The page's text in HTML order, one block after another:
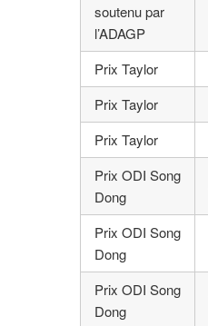
soutenu par
l’ADAGP
Prix Taylor
Prix Taylor
Prix Taylor
Prix ODI Song
Dong
Prix ODI Song
Dong
Prix ODI Song
Dong